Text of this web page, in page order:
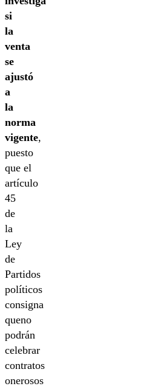
si
la
venta
se
ajustó
a
la
norma
vigente,
puesto
que el
artículo
45
de
la
Ley
de
Partidos
políticos
consigna
queno
podrán
celebrar
contratos
onerosos